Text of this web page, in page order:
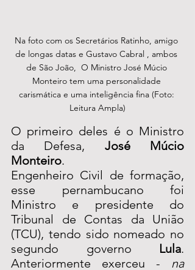
Na foto com os Secretários Ratinho, amigo
de longas datas e Gustavo Cabral , ambos
de São João,  O Ministro José Múcio
Monteiro tem uma personalidade
carismática e uma inteligência fina (Foto:
Leitura Ampla)
O primeiro deles é o Ministro
da Defesa, José Múcio
Monteiro.
Engenheiro Civil de formação,
esse pernambucano foi
Ministro e presidente do
Tribunal de Contas da União
(TCU), tendo sido nomeado no
segundo governo Lula.
Anteriormente exerceu - na